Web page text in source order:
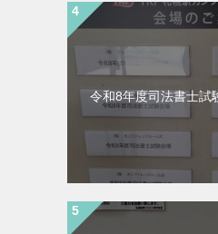
令和8年度司法書士試